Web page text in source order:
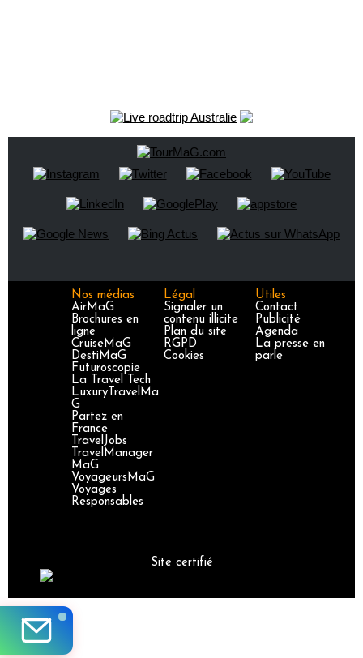
Nos médias
AirMaG
Brochures en
ligne
CruiseMaG
DestiMaG
Futuroscopie
La Travel Tech
LuxuryTravelMa
G
Partez en
France
TravelJobs
TravelManager
MaG
VoyageursMaG
Voyages
Responsables
Légal
Signaler un
contenu illicite
Plan du site
RGPD
Cookies
Utiles
Contact
Publicité
Agenda
La presse en
parle
Site certifié